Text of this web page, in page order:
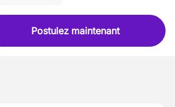
Postulez maintenant